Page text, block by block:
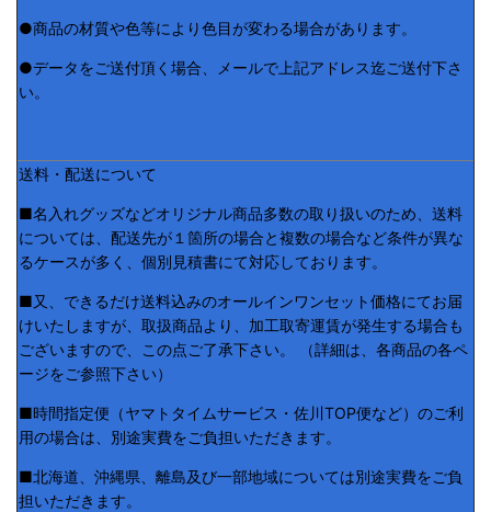
●商品の材質や色等により色目が変わる場合があります。
●データをご送付頂く場合、メールで上記アドレス迄ご送付下さ
い。
送料・配送について
■名入れグッズなどオリジナル商品多数の取り扱いのため、送料
については、配送先が１箇所の場合と複数の場合など条件が異な
るケースが多く、個別見積書にて対応しております。
■又、できるだけ送料込みのオールインワンセット価格にてお届
けいたしますが、取扱商品より、加工取寄運賃が発生する場合も
ございますので、この点ご了承下さい。 （詳細は、各商品の各ペ
ージをご参照下さい）
■時間指定便（ヤマトタイムサービス・佐川TOP便など）のご利
用の場合は、別途実費をご負担いただきます。
■北海道、沖縄県、離島及び一部地域については別途実費をご負
担いただきます。